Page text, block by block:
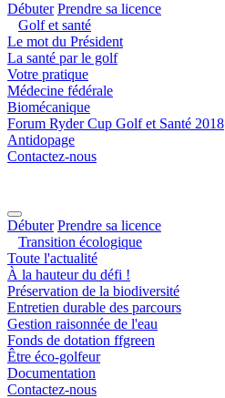
Débuter Prendre sa licence
Golf et santé
Le mot du Président
La santé par le golf
Votre pratique
Médecine fédérale
Biomécanique
Forum Ryder Cup Golf et Santé 2018
Antidopage
Contactez-nous
Débuter Prendre sa licence
Transition écologique
Toute l'actualité
À la hauteur du défi !
Préservation de la biodiversité
Entretien durable des parcours
Gestion raisonnée de l'eau
Fonds de dotation ffgreen
Être éco-golfeur
Documentation
Contactez-nous